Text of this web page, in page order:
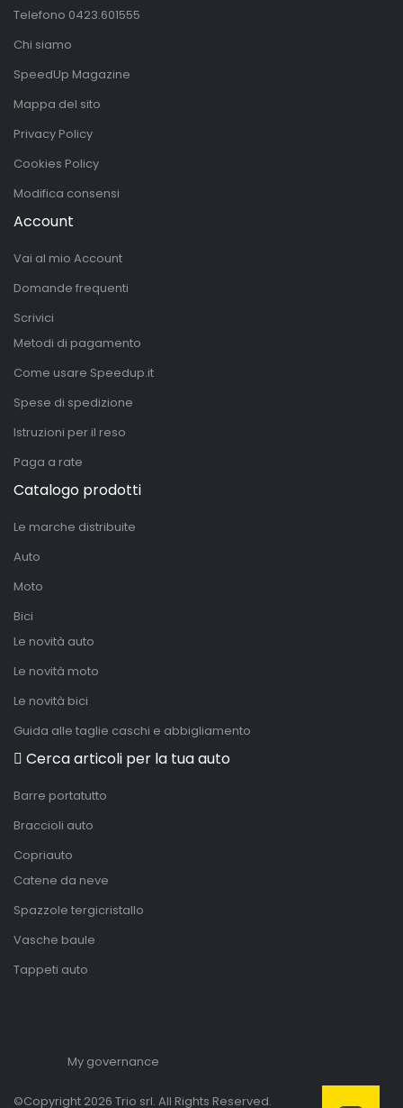
Telefono 0423.601555
Chi siamo
SpeedUp Magazine
Mappa del sito
Privacy Policy
Cookies Policy
Modifica consensi
Account
Vai al mio Account
Domande frequenti
Scrivici
Metodi di pagamento
Come usare Speedup.it
Spese di spedizione
Istruzioni per il reso
Paga a rate
Catalogo prodotti
Le marche distribuite
Auto
Moto
Bici
Le novità auto
Le novità moto
Le novità bici
Guida alle taglie caschi e abbigliamento
Cerca articoli per la tua auto
Barre portatutto
Braccioli auto
Copriauto
Catene da neve
Spazzole tergicristallo
Vasche baule
Tappeti auto
My governance
©Copyright 2026 Trio srl. All Rights Reserved.